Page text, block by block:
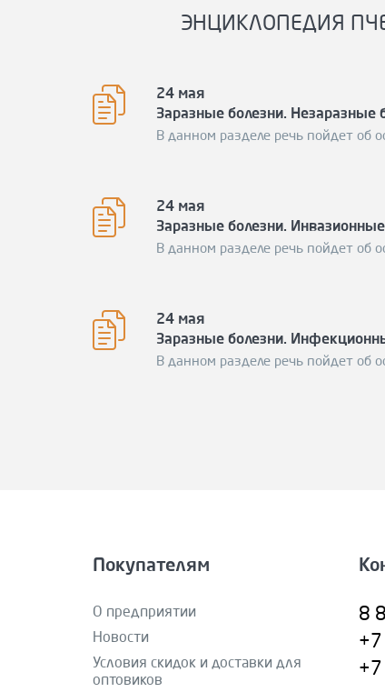
ЭНЦИКЛОПЕДИЯ
24 мая
Заразные болезни. Незаразные
В данном разделе речь пойдет об
24 мая
Заразные болезни.
В данном разделе речь пойдет об
24 мая
Заразные болезни.
В данном разделе речь пойдет об
Покупателям
О предприятии
Новости
Условия скидок и доставки для
оптовиков
8